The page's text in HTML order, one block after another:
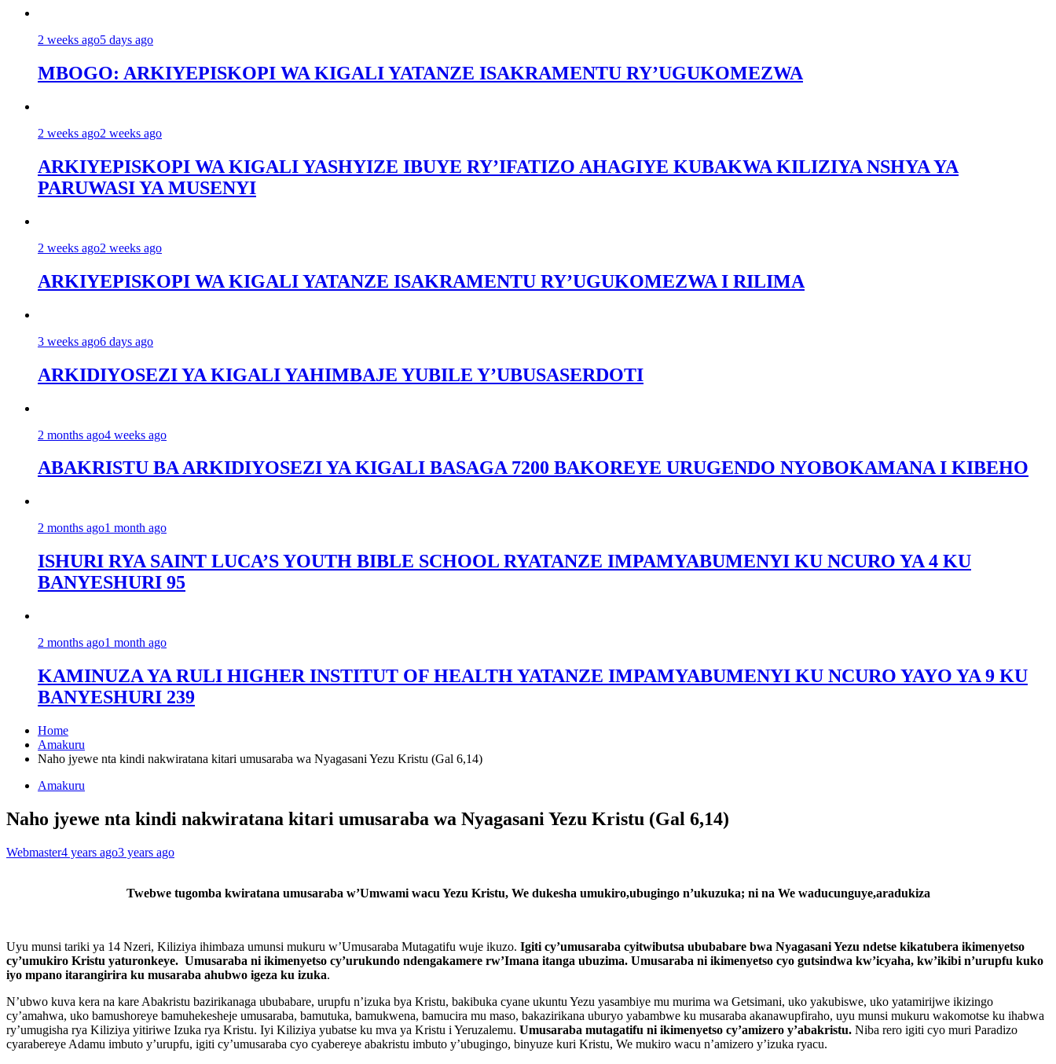
2 weeks ago5 days ago
MBOGO: ARKIYEPISKOPI WA KIGALI YATANZE ISAKRAMENTU RY’UGUKOMEZWA
2 weeks ago2 weeks ago
ARKIYEPISKOPI WA KIGALI YASHYIZE IBUYE RY’IFATIZO AHAGIYE KUBAKWA KILIZIYA NSHYA YA
PARUWASI YA MUSENYI
2 weeks ago2 weeks ago
ARKIYEPISKOPI WA KIGALI YATANZE ISAKRAMENTU RY’UGUKOMEZWA I RILIMA
3 weeks ago6 days ago
ARKIDIYOSEZI YA KIGALI YAHIMBAJE YUBILE Y’UBUSASERDOTI
2 months ago4 weeks ago
ABAKRISTU BA ARKIDIYOSEZI YA KIGALI BASAGA 7200 BAKOREYE URUGENDO NYOBOKAMANA I KIBEHO
2 months ago1 month ago
ISHURI RYA SAINT LUCA’S YOUTH BIBLE SCHOOL RYATANZE IMPAMYABUMENYI KU NCURO YA 4 KU
BANYESHURI 95
2 months ago1 month ago
KAMINUZA YA RULI HIGHER INSTITUT OF HEALTH YATANZE IMPAMYABUMENYI KU NCURO YAYO YA 9 KU
BANYESHURI 239
Home
Amakuru
Naho jyewe nta kindi nakwiratana kitari umusaraba wa Nyagasani Yezu Kristu (Gal 6,14)
Amakuru
Naho jyewe nta kindi nakwiratana kitari umusaraba wa Nyagasani Yezu Kristu (Gal 6,14)
Webmaster4 years ago3 years ago
Twebwe tugomba kwiratana umusaraba w’Umwami wacu Yezu Kristu, We dukesha umukiro,ubugingo n’ukuzuka; ni na We waducunguye,aradukiza
Uyu munsi tariki ya 14 Nzeri, Kiliziya ihimbaza umunsi mukuru w’Umusaraba Mutagatifu wuje ikuzo. Igiti cy’umusaraba cyitwibutsa ububabare bwa Nyagasani Yezu ndetse kikatubera ikimenyetso
cy’umukiro Kristu yaturonkeye. Umusaraba ni ikimenyetso cy’urukundo ndengakamere rw’Imana itanga ubuzima. Umusaraba ni ikimenyetso cyo gutsindwa kw’icyaha, kw’ikibi n’urupfu kuko
iyo mpano itarangirira ku musaraba ahubwo igeza ku izuka.
N’ubwo kuva kera na kare Abakristu bazirikanaga ububabare, urupfu n’izuka bya Kristu, bakibuka cyane ukuntu Yezu yasambiye mu murima wa Getsimani, uko yakubiswe, uko yatamirijwe ikizingo
cy’amahwa, uko bamushoreye bamuhekesheje umusaraba, bamutuka, bamukwena, bamucira mu maso, bakazirikana uburyo yabambwe ku musaraba akanawupfiraho, uyu munsi mukuru wakomotse ku ihabwa
ry’umugisha rya Kiliziya yitiriwe Izuka rya Kristu. Iyi Kiliziya yubatse ku mva ya Kristu i Yeruzalemu. Umusaraba mutagatifu ni ikimenyetso cy’amizero y’abakristu. Niba rero igiti cyo muri Paradizo
cyarabereye Adamu imbuto y’urupfu, igiti cy’umusaraba cyo cyabereye abakristu imbuto y’ubugingo, binyuze kuri Kristu, We mukiro wacu n’amizero y’izuka ryacu.